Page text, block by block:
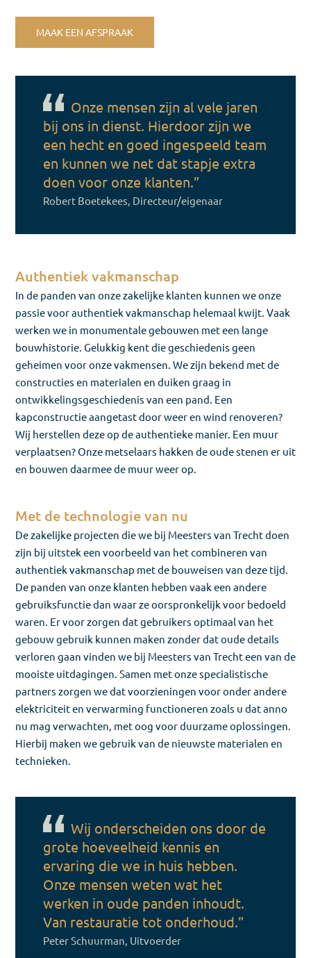
MAAK EEN AFSPRAAK
Onze mensen zijn al vele jaren
bij ons in dienst. Hierdoor zijn we
een hecht en goed ingespeeld team
en kunnen we net dat stapje extra
doen voor onze klanten.”
Robert Boetekees, Directeur/eigenaar
Authentiek vakmanschap
In de panden van onze zakelijke klanten kunnen we onze
passie voor authentiek vakmanschap helemaal kwijt. Vaak
werken we in monumentale gebouwen met een lange
bouwhistorie. Gelukkig kent die geschiedenis geen
geheimen voor onze vakmensen. We zijn bekend met de
constructies en materialen en duiken graag in
ontwikkelingsgeschiedenis van een pand. Een
kapconstructie aangetast door weer en wind renoveren?
Wij herstellen deze op de authentieke manier. Een muur
verplaatsen? Onze metselaars hakken de oude stenen er uit
en bouwen daarmee de muur weer op.
Met de technologie van nu
De zakelijke projecten die we bij Meesters van Trecht doen
zijn bij uitstek een voorbeeld van het combineren van
authentiek vakmanschap met de bouweisen van deze tijd.
De panden van onze klanten hebben vaak een andere
gebruiksfunctie dan waar ze oorspronkelijk voor bedoeld
waren. Er voor zorgen dat gebruikers optimaal van het
gebouw gebruik kunnen maken zonder dat oude details
verloren gaan vinden we bij Meesters van Trecht een van de
mooiste uitdagingen. Samen met onze specialistische
partners zorgen we dat voorzieningen voor onder andere
elektriciteit en verwarming functioneren zoals u dat anno
nu mag verwachten, met oog voor duurzame oplossingen.
Hierbij maken we gebruik van de nieuwste materialen en
technieken.
Wij onderscheiden ons door de
grote hoeveelheid kennis en
ervaring die we in huis hebben.
Onze mensen weten wat het
werken in oude panden inhoudt.
Van restauratie tot onderhoud.”
Peter Schuurman, Uitvoerder